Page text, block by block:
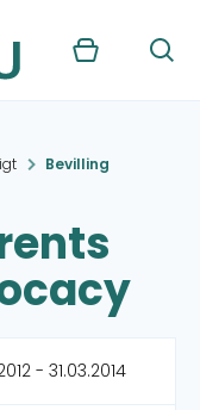
Kurv Søg
Bevilling
- 31.03.2014